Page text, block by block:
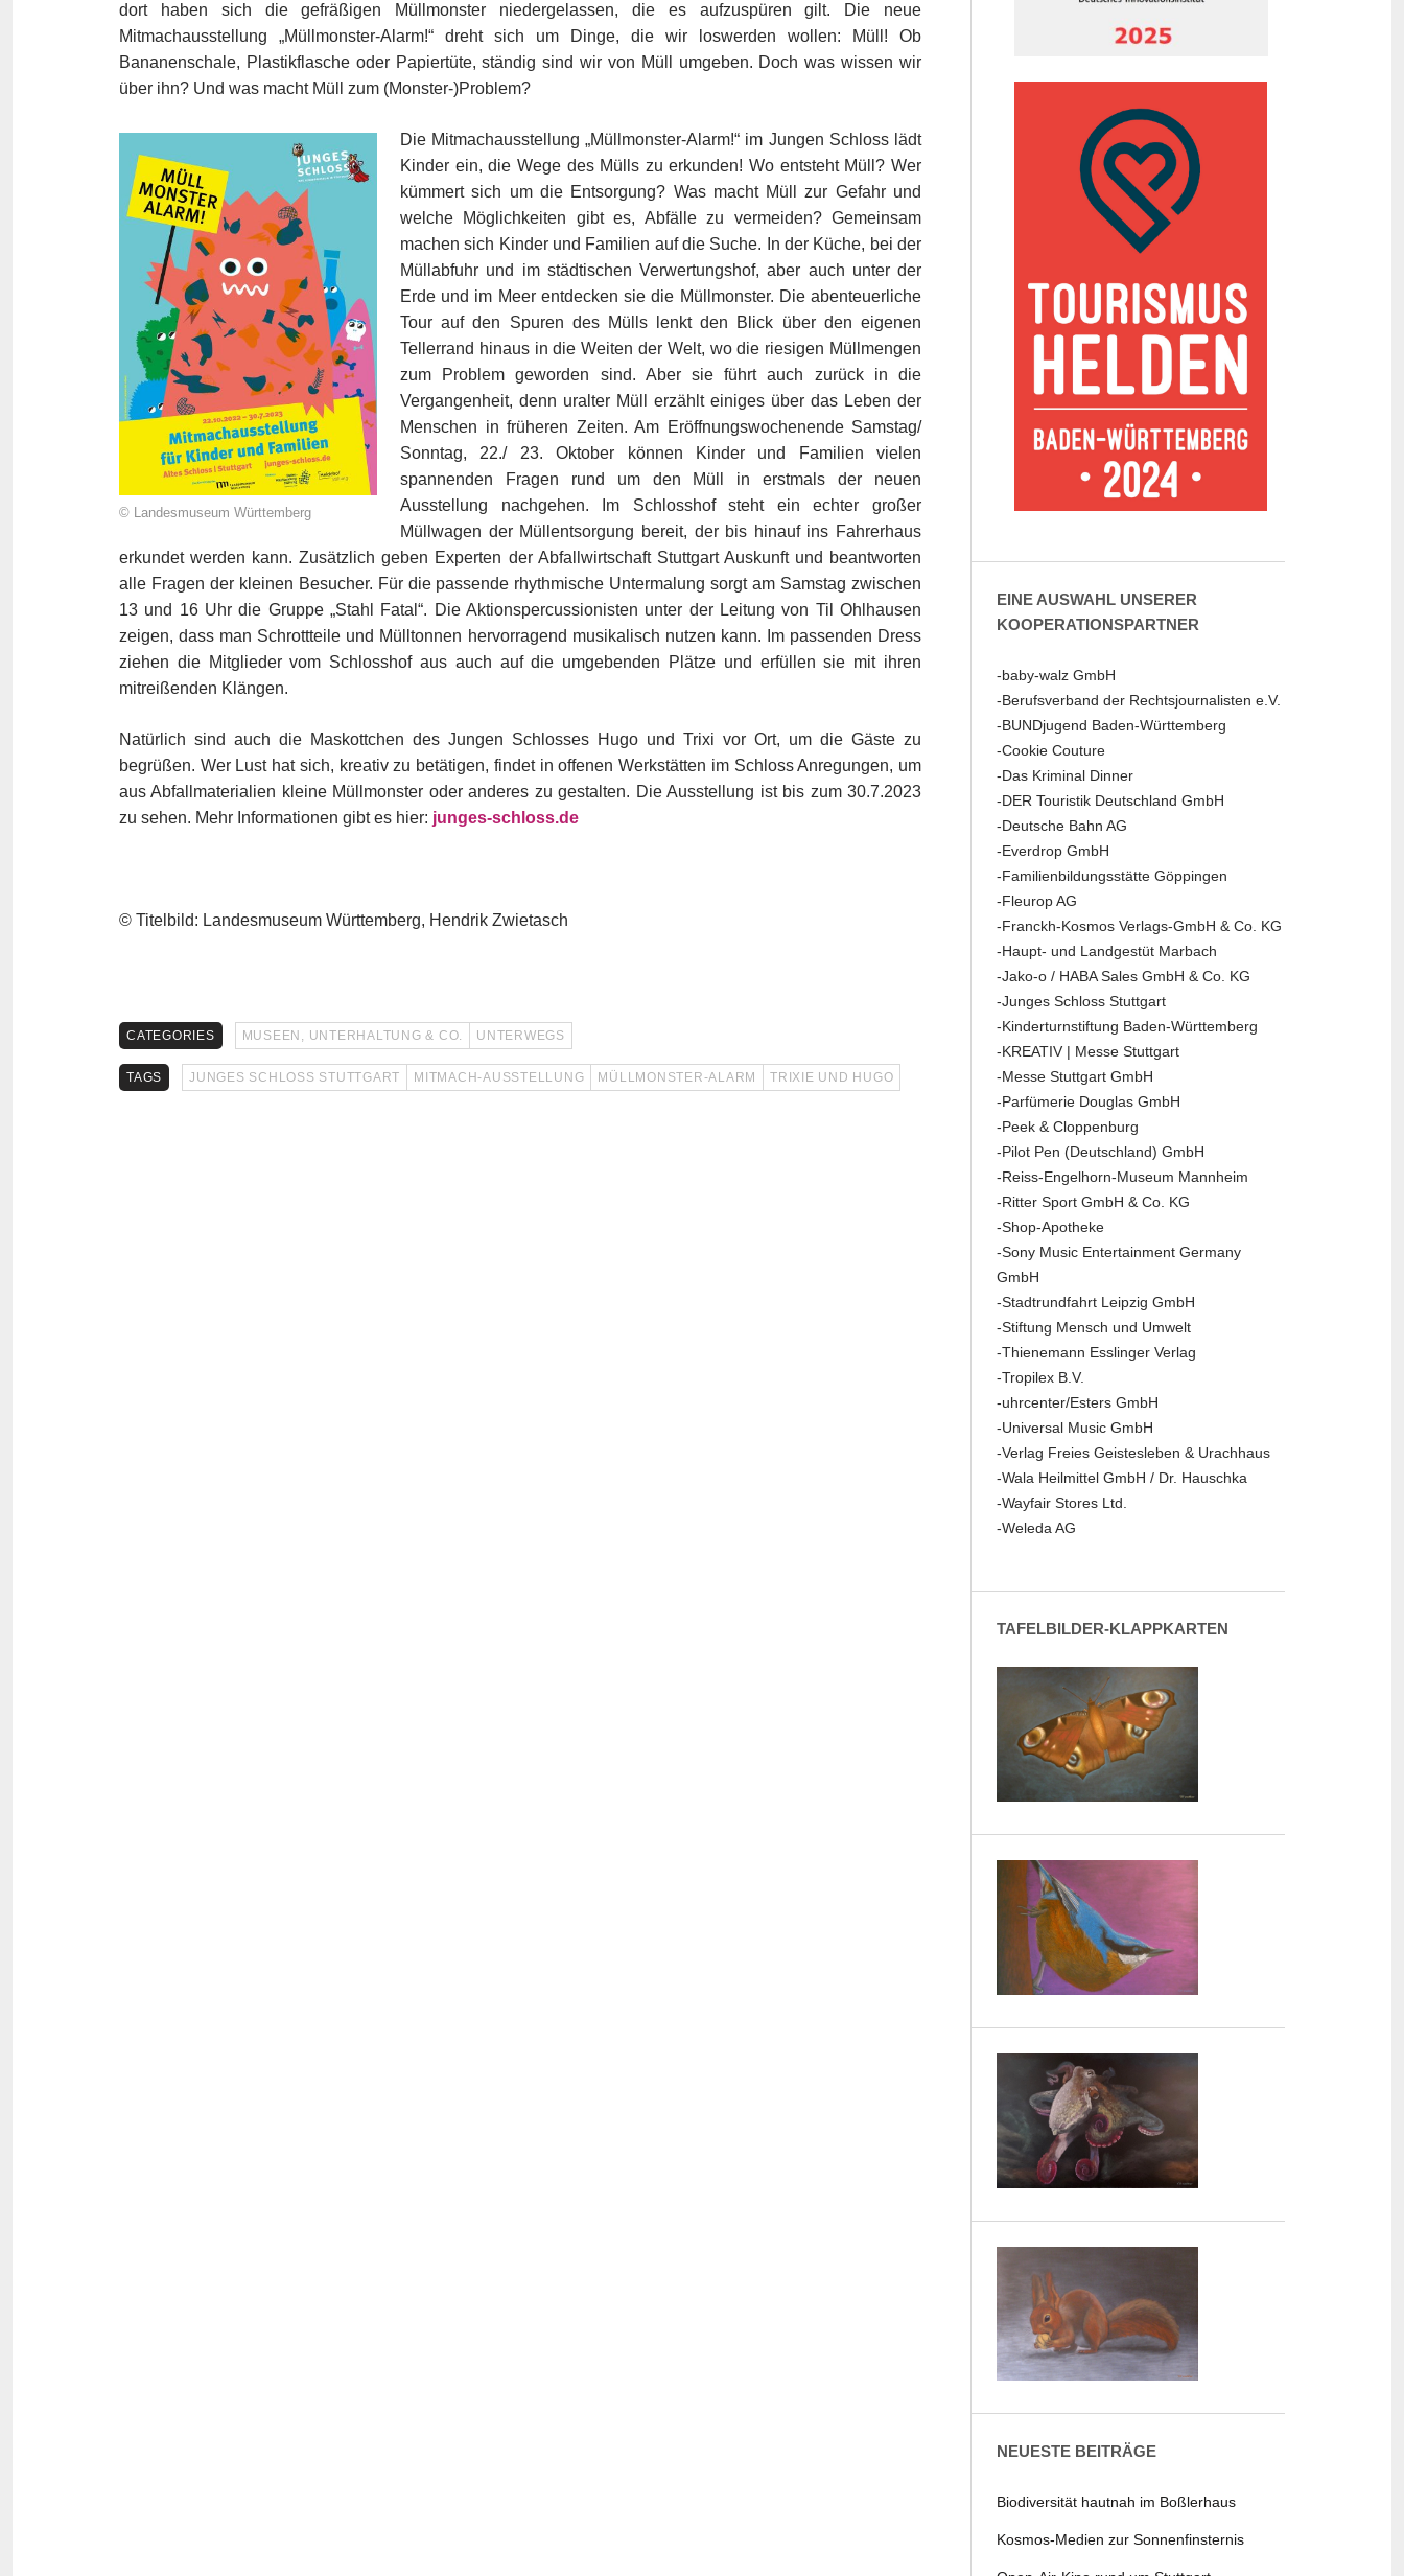
dort haben sich die gefräßigen Müllmonster niedergelassen, die es aufzuspüren gilt. Die neue
Mitmachausstellung „Müllmonster-Alarm!“ dreht sich um Dinge, die wir loswerden wollen: Müll! Ob
Bananenschale, Plastikflasche oder Papiertüte, ständig sind wir von Müll umgeben. Doch was wissen wir
über ihn? Und was macht Müll zum (Monster-)Problem?
© Landesmuseum Württemberg
Die Mitmachausstellung „Müllmonster-Alarm!“ im Jungen Schloss lädt
Kinder ein, die Wege des Mülls zu erkunden! Wo entsteht Müll? Wer
kümmert sich um die Entsorgung? Was macht Müll zur Gefahr und
welche Möglichkeiten gibt es, Abfälle zu vermeiden? Gemeinsam
machen sich Kinder und Familien auf die Suche. In der Küche, bei der
Müllabfuhr und im städtischen Verwertungshof, aber auch unter der
Erde und im Meer entdecken sie die Müllmonster. Die abenteuerliche
Tour auf den Spuren des Mülls lenkt den Blick über den eigenen
Tellerrand hinaus in die Weiten der Welt, wo die riesigen Müllmengen
zum Problem geworden sind. Aber sie führt auch zurück in die
Vergangenheit, denn uralter Müll erzählt einiges über das Leben der
Menschen in früheren Zeiten. Am Eröffnungswochenende Samstag/
Sonntag, 22./ 23. Oktober können Kinder und Familien vielen
spannenden Fragen rund um den Müll in erstmals der neuen
Ausstellung nachgehen. Im Schlosshof steht ein echter großer
Müllwagen der Müllentsorgung bereit, der bis hinauf ins Fahrerhaus
erkundet werden kann. Zusätzlich geben Experten der Abfallwirtschaft Stuttgart Auskunft und beantworten
alle Fragen der kleinen Besucher. Für die passende rhythmische Untermalung sorgt am Samstag zwischen
13 und 16 Uhr die Gruppe „Stahl Fatal“. Die Aktionspercussionisten unter der Leitung von Til Ohlhausen
zeigen, dass man Schrottteile und Mülltonnen hervorragend musikalisch nutzen kann. Im passenden Dress
ziehen die Mitglieder vom Schlosshof aus auch auf die umgebenden Plätze und erfüllen sie mit ihren
mitreißenden Klängen.
Natürlich sind auch die Maskottchen des Jungen Schlosses Hugo und Trixi vor Ort, um die Gäste zu
begrüßen. Wer Lust hat sich, kreativ zu betätigen, findet in offenen Werkstätten im Schloss Anregungen, um
aus Abfallmaterialien kleine Müllmonster oder anderes zu gestalten. Die Ausstellung ist bis zum 30.7.2023
zu sehen. Mehr Informationen gibt es hier: junges-schloss.de
© Titelbild: Landesmuseum Württemberg, Hendrik Zwietasch
CATEGORIES MUSEEN, UNTERHALTUNG & CO. UNTERWEGS
TAGS JUNGES SCHLOSS STUTTGART MITMACH-AUSSTELLUNG MÜLLMONSTER-ALARM TRIXIE UND HUGO
EINE AUSWAHL UNSERER
KOOPERATIONSPARTNER
-baby-walz GmbH
-Berufsverband der Rechtsjournalisten e.V.
-BUNDjugend Baden-Württemberg
-Cookie Couture
-Das Kriminal Dinner
-DER Touristik Deutschland GmbH
-Deutsche Bahn AG
-Everdrop GmbH
-Familienbildungsstätte Göppingen
-Fleurop AG
-Franckh-Kosmos Verlags-GmbH & Co. KG
-Haupt- und Landgestüt Marbach
-Jako-o / HABA Sales GmbH & Co. KG
-Junges Schloss Stuttgart
-Kinderturnstiftung Baden-Württemberg
-KREATIV | Messe Stuttgart
-Messe Stuttgart GmbH
-Parfümerie Douglas GmbH
-Peek & Cloppenburg
-Pilot Pen (Deutschland) GmbH
-Reiss-Engelhorn-Museum Mannheim
-Ritter Sport GmbH & Co. KG
-Shop-Apotheke
-Sony Music Entertainment Germany
GmbH
-Stadtrundfahrt Leipzig GmbH
-Stiftung Mensch und Umwelt
-Thienemann Esslinger Verlag
-Tropilex B.V.
-uhrcenter/Esters GmbH
-Universal Music GmbH
-Verlag Freies Geistesleben & Urachhaus
-Wala Heilmittel GmbH / Dr. Hauschka
-Wayfair Stores Ltd.
-Weleda AG
TAFELBILDER-KLAPPKARTEN
NEUESTE BEITRÄGE
Biodiversität hautnah im Boßlerhaus
Kosmos-Medien zur Sonnenfinsternis